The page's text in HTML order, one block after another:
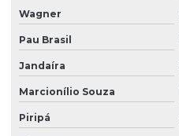
Wagner
Pau Brasil
Jandaíra
Marcionílio Souza
Piripá